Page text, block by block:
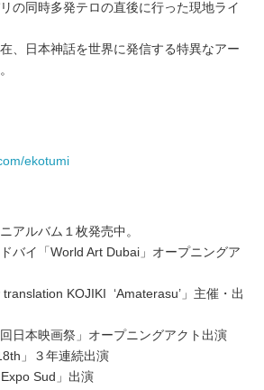
の同時多発テロの直後に行った現地ライ
、日本神話を世界に発信する特異なアー
ekotumi
アルバム１枚発売中。
バイ「World Art Dubai」オープニングア
translation KOJIKI ‘Amaterasu’」主催・出
日本映画祭」オープニングアクト出演
」３年連続出演
Sud」出演